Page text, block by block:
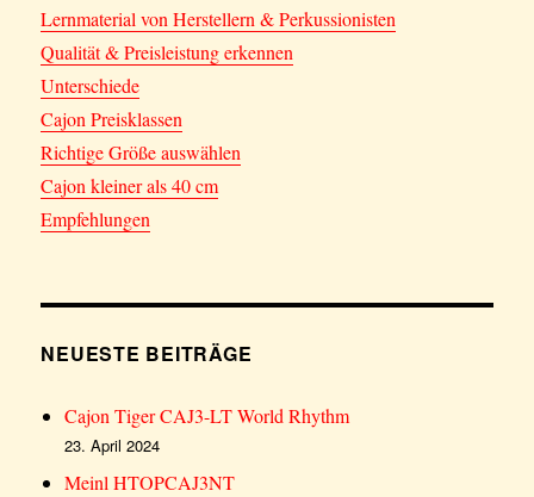
Lernmaterial von Herstellern & Perkussionisten
Qualität & Preisleistung erkennen
Unterschiede
Cajon Preisklassen
Richtige Größe auswählen
Cajon kleiner als 40 cm
Empfehlungen
NEUESTE BEITRÄGE
Cajon Tiger CAJ3-LT World Rhythm
23. April 2024
Meinl HTOPCAJ3NT